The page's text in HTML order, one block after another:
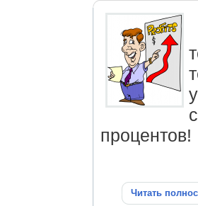
процентов!
Читать